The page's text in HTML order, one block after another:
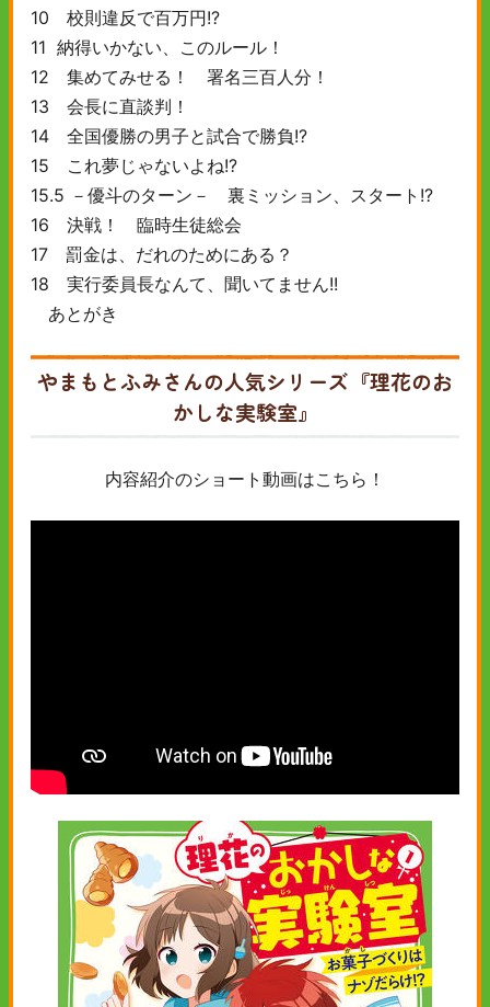
10 校則違反で百万円!?
11 納得いかない、このルール！
12 集めてみせる！ 署名三百人分！
13 会長に直談判！
14 全国優勝の男子と試合で勝負!?
15 これ夢じゃないよね!?
15.5 －優斗のターン－ 裏ミッション、スタート!?
16 決戦！ 臨時生徒総会
17 罰金は、だれのためにある？
18 実行委員長なんて、聞いてません!!
あとがき
やまもとふみさんの人気シリーズ『理花のお
かしな実験室』
内容紹介のショート動画はこちら！